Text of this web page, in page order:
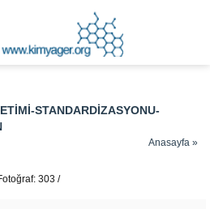
STANDARDIZASYONU-
Anasayfa »
303 /